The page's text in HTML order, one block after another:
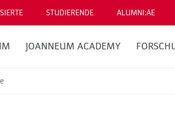
STUDIERENDE ALUMNI:AE
JOANNEUM ACADEMY